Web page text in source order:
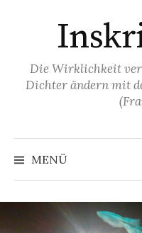
Die Wirklichkeit
Dichter ändern mit
MENÜ